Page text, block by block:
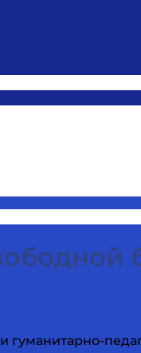
гуманитарно-